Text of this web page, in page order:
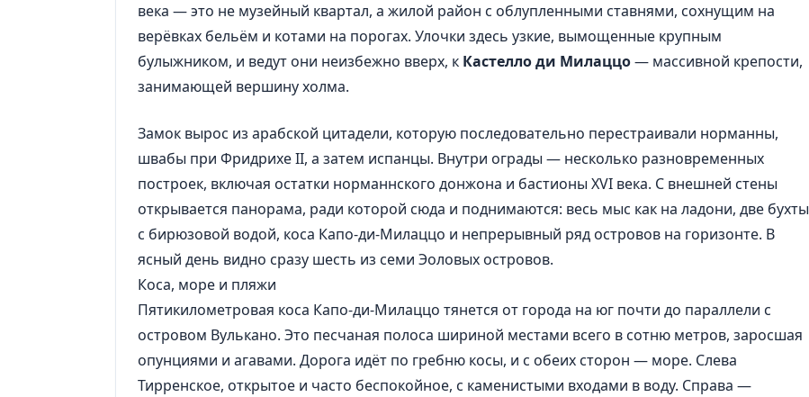
века — это не музейный квартал, а жилой район с облупленными ставнями, сохнущим на
верёвках бельём и котами на порогах. Улочки здесь узкие, вымощенные крупным
булыжником, и ведут они неизбежно вверх, к Кастелло ди Милаццо— массивной крепости,
занимающей вершину холма.
Замок вырос из арабской цитадели, которую последовательно перестраивали норманны,
швабы при Фридрихе II, а затем испанцы. Внутри ограды — несколько разновременных
построек, включая остатки норманнского донжона и бастионы XVI века. С внешней стены
открывается панорама, ради которой сюда и поднимаются: весь мыс как на ладони, две бухты
с бирюзовой водой, коса Капо-ди-Милаццо и непрерывный ряд островов на горизонте. В
ясный день видно сразу шесть из семи Эоловых островов.
Коса, море и пляжи
Пятикилометровая коса Капо-ди-Милаццо тянется от города на юг почти до параллели с
островом Вулькано. Это песчаная полоса шириной местами всего в сотню метров, заросшая
опунциями и агавами. Дорога идёт по гребню косы, и с обеих сторон — море. Слева
Тирренское, открытое и часто беспокойное, с каменистыми входами в воду. Справа —